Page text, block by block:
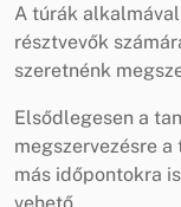
A túrák
résztvevők
szeretnénk
Elsődlegesen a
megszervezésre
más időpontokra